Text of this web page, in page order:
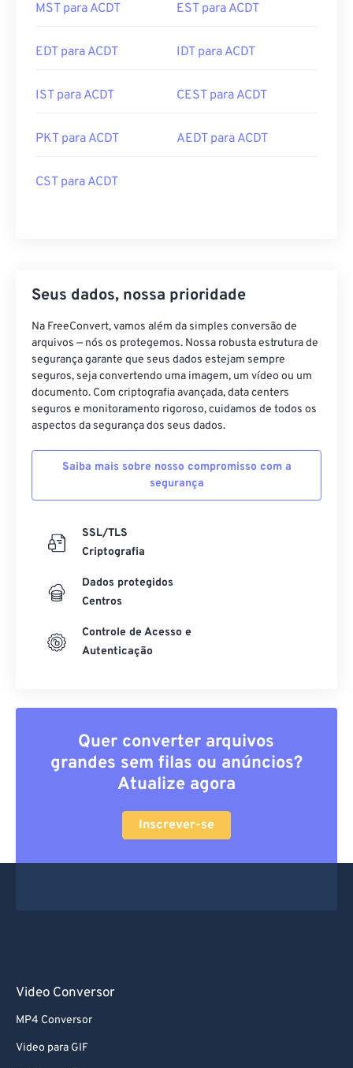
MST para ACDT EST para ACDT
EDT para ACDT IDT para ACDT
IST para ACDT CEST para ACDT
PKT para ACDT AEDT para ACDT
CST para ACDT
Seus dados, nossa prioridade
Na FreeConvert, vamos além da simples conversão de
arquivos — nós os protegemos. Nossa robusta estrutura de
segurança garante que seus dados estejam sempre
seguros, seja convertendo uma imagem, um vídeo ou um
documento. Com criptografia avançada, data centers
seguros e monitoramento rigoroso, cuidamos de todos os
aspectos da segurança dos seus dados.
Saiba mais sobre nosso compromisso com a
segurança
SSL/TLS
Criptografia
Dados protegidos
Centros
Controle de Acesso e
Autenticação
Quer converter arquivos
grandes sem filas ou anúncios?
Atualize agora
Inscrever-se
Video Conversor
MP4 Conversor
Video para GIF